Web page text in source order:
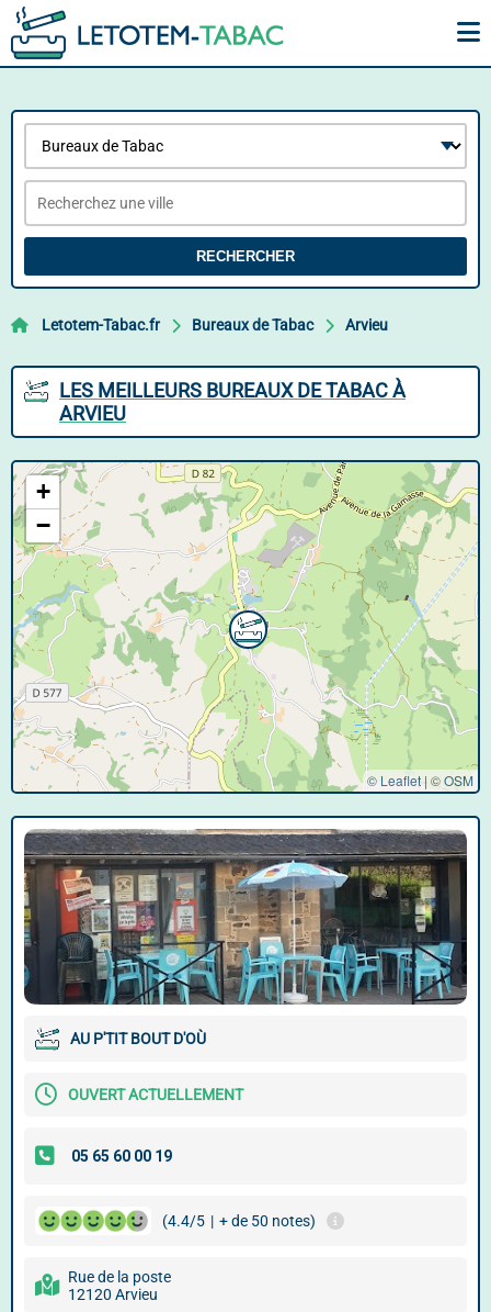
RECHERCHER
Letotem-Tabac.fr Bureaux de Tabac Arvieu
LES MEILLEURS BUREAUX DE TABAC À
ARVIEU
+
−
© Leaflet | ©OSM
AU P'TIT BOUT D'OÙ
OUVERT ACTUELLEMENT
(4.4/5 | + de 50 notes)
Rue de la poste
12120 Arvieu